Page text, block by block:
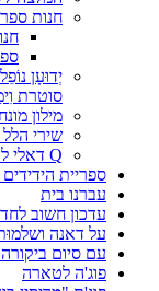
חנות
יְדוּעָן
סוטרת
מילון
שירי
Q דאלי לאמה
ספריית
עברנו בית
עדכון חשוב
על דאנה
עם סיום
פוג'ה לטארה